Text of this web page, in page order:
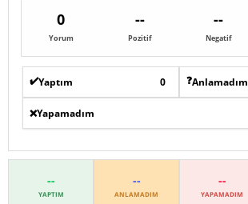
0
Yorum
--
Pozitif
--
Negatif
✔️Yaptım 0 ❓Anlamadım
❌Yapamadım
--
YAPTIM
--
ANLAMADIM
--
YAPAMADIM